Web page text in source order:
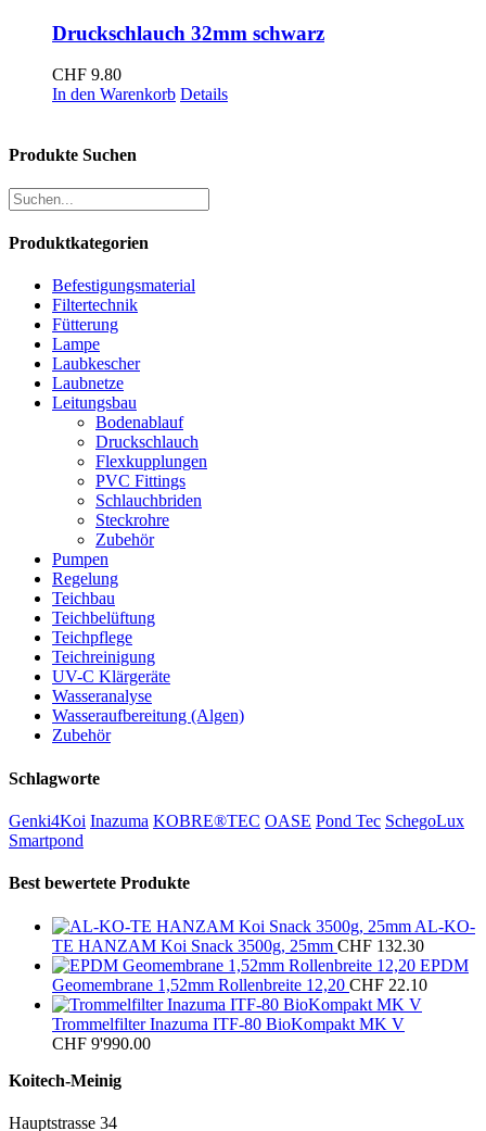
Druckschlauch 32mm schwarz
CHF 9.80
In den Warenkorb Details
Produkte Suchen
Produktkategorien
Befestigungsmaterial
Filtertechnik
Fütterung
Lampe
Laubkescher
Laubnetze
Leitungsbau
Bodenablauf
Druckschlauch
Flexkupplungen
PVC Fittings
Schlauchbriden
Steckrohre
Zubehör
Pumpen
Regelung
Teichbau
Teichbelüftung
Teichpflege
Teichreinigung
UV-C Klärgeräte
Wasseranalyse
Wasseraufbereitung (Algen)
Zubehör
Schlagworte
Genki4Koi Inazuma KOBRE®TEC OASE Pond Tec SchegoLux
Smartpond
Best bewertete Produkte
AL-KO-
TE HANZAM Koi Snack 3500g, 25mm CHF 132.30
EPDM
Geomembrane 1,52mm Rollenbreite 12,20 CHF 22.10
Trommelfilter Inazuma ITF-80 BioKompakt MK V
CHF 9'990.00
Koitech-Meinig
Hauptstrasse 34